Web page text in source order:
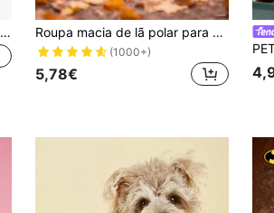
Colete de lã grossa e quente para cães e gatos de pequeno porte, ideal para brincadeiras ao ar livre no inverno. Roupa macia de lã polar para cães, colete quente com argola em D, ideal para filhotes de pequeno porte, como Chihuahuas, Buldogues Franceses e Pugs, para outono/inverno.
(1000+)
5,78€